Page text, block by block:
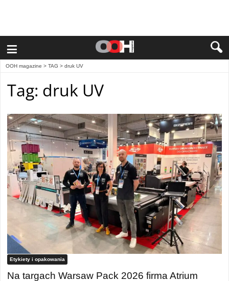
≡
OOH magazine > TAG > druk UV
Tag: druk UV
Etykiety i opakowania
Na targach Warsaw Pack 2026 firma Atrium